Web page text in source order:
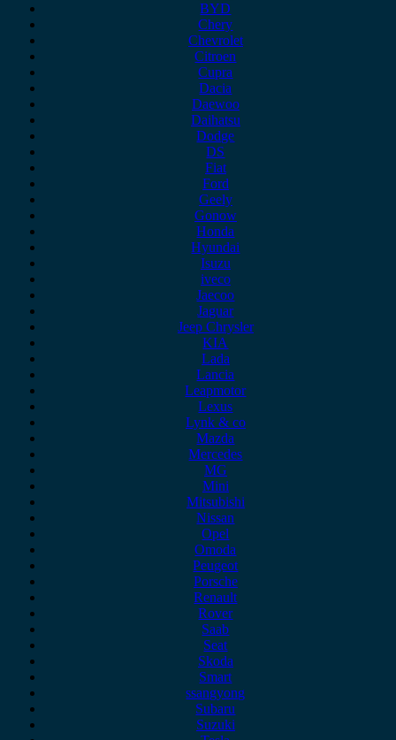
BYD
Chery
Chevrolet
Citroen
Cupra
Dacia
Daewoo
Daihatsu
Dodge
DS
Fiat
Ford
Geely
Gonow
Honda
Hyundai
Isuzu
iveco
Jaecoo
Jaguar
Jeep Chrysler
KIA
Lada
Lancia
Leapmotor
Lexus
Lynk & co
Mazda
Mercedes
MG
Mini
Mitsubishi
Nissan
Opel
Omoda
Peugeot
Porsche
Renault
Rover
Saab
Seat
Skoda
Smart
ssangyong
Subaru
Suzuki